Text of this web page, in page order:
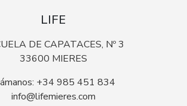
LIFE
DE CAPATACES, Nº 3
33600 MIERES
+34 985 451 834
info@lifemieres.com